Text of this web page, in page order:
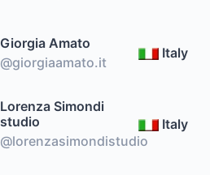
Giorgia Amato
@giorgiaamato.it
Italy
Lorenza Simondi
studio
@lorenzasimondistudio
Italy